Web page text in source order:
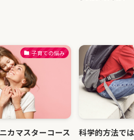
子育ての悩み
カマスターコース
科学的方法で